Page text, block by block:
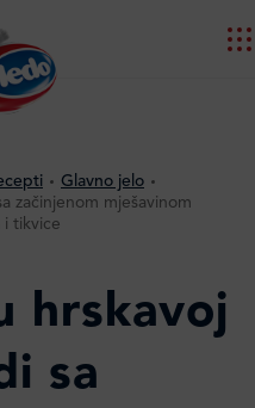
Glavno jelo
začinjenom mješavinom
tikvice
hrskavoj
sa